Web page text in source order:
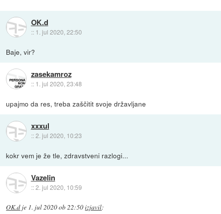
OK.d
:: 1. jul 2020, 22:50
Baje, vir?
zasekamroz
:: 1. jul 2020, 23:48
upajmo da res, treba zaščitit svoje državljane
xxxul
::2. jul 2020, 10:23
kokr vem je že tle, zdravstveni razlogi...
Vazelin
::2. jul 2020, 10:59
OK.d je 1. jul 2020 ob 22:50izjavil: